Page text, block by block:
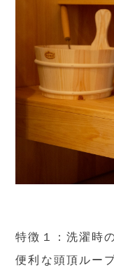
特徴１：洗濯時
便利な頭頂ルー